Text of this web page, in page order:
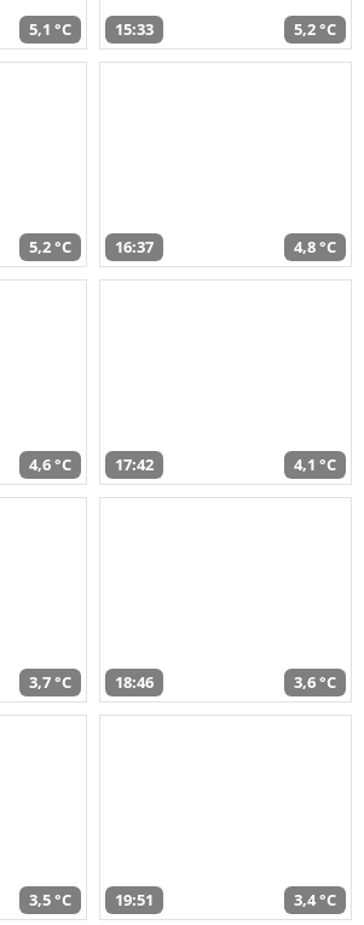
5,1 °C 15:33 5,2 °C
5,2 °C 16:37 4,8 °C
4,6 °C 17:42 4,1 °C
3,7 °C 18:46 3,6 °C
3,5 °C 19:51 3,4 °C